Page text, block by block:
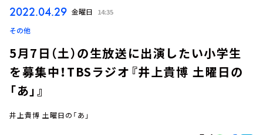
2022.04.29 金曜日 14:35
その他
5月7日（土）の生放送に出演したい小学生
を募集中！TBSラジオ『井上貴博 土曜日の
「あ」』
井上貴博 土曜日の「あ」